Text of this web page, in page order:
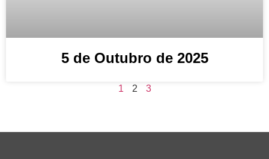
5 de Outubro de 2025
1 2 3